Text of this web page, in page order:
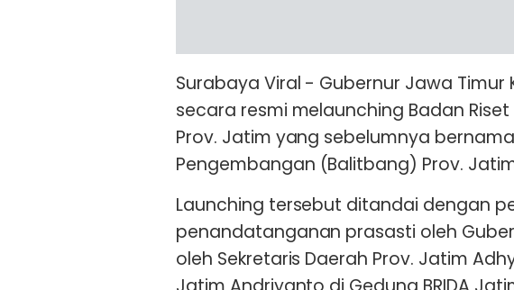
Surabaya Viral - Gubernur Jawa Timur
secara resmi melaunching Badan Riset
Prov. Jatim yang sebelumnya
Pengembangan (Balitbang) Prov.
Launching tersebut ditandai dengan
penandatanganan prasasti oleh
oleh Sekretaris Daerah Prov. Jatim